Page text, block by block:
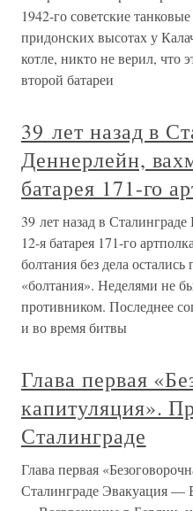
1942-го советские
придонских высотах у
котле, никто не верил, что
второй батареи
39 лет назад в
Деннерлейн,
батарея 171-го
39 лет назад в
12-я батарея 171-го
болтания без дела остались
«болтания». Неделями не
противником. Последнее
и во время битвы
Глава первая
капитуляция».
Сталинграде
Глава первая
Сталинграде Эвакуация —